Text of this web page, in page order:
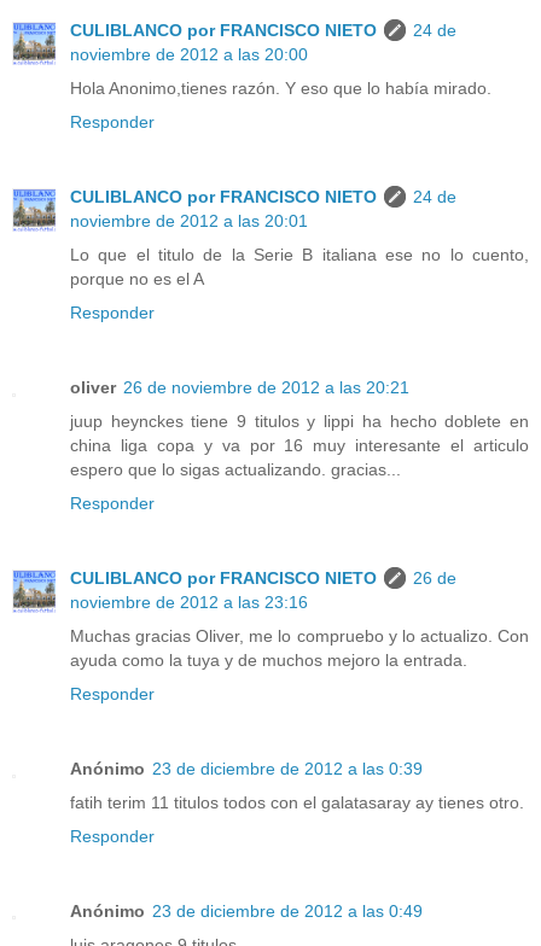
CULIBLANCO por FRANCISCO NIETO
24 de
noviembre de 2012 a las 20:00
Hola Anonimo,tienes razón. Y eso que lo había mirado.
Responder
CULIBLANCO por FRANCISCO NIETO
24 de
noviembre de 2012 a las 20:01
Lo que el titulo de la Serie B italiana ese no lo cuento,
porque no es el A
Responder
oliver 26 de noviembre de 2012 a las 20:21
juup heynckes tiene 9 titulos y lippi ha hecho doblete en
china liga copa y va por 16 muy interesante el articulo
espero que lo sigas actualizando. gracias...
Responder
CULIBLANCO por FRANCISCO NIETO
26 de
noviembre de 2012 a las 23:16
Muchas gracias Oliver, me lo compruebo y lo actualizo. Con
ayuda como la tuya y de muchos mejoro la entrada.
Responder
Anónimo 23 de diciembre de 2012 a las 0:39
fatih terim 11 titulos todos con el galatasaray ay tienes otro.
Responder
Anónimo 23 de diciembre de 2012 a las 0:49